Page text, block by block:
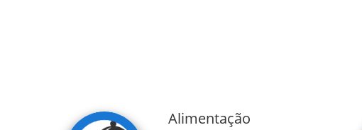
Alimentação